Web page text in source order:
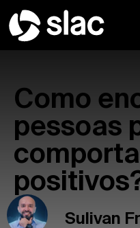
Como
pessoas
Sulivan